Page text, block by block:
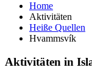
Home
Aktivitäten
Heiße Quellen
Hvammsvík
Aktivitäten in